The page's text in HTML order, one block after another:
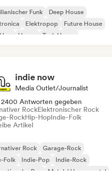
Funk
Deep House
Elektropop
Future House
House Tech House
indie now
Media Outlet/Journalist
2400 Antworten gegeben
RockElektronischer Rock
RockHip-HopIndie-Folk
Artikel
Rock
Garage-Rock
Folk
Indie-Pop
Indie-Rock
Rap
Metal / Heavy metal